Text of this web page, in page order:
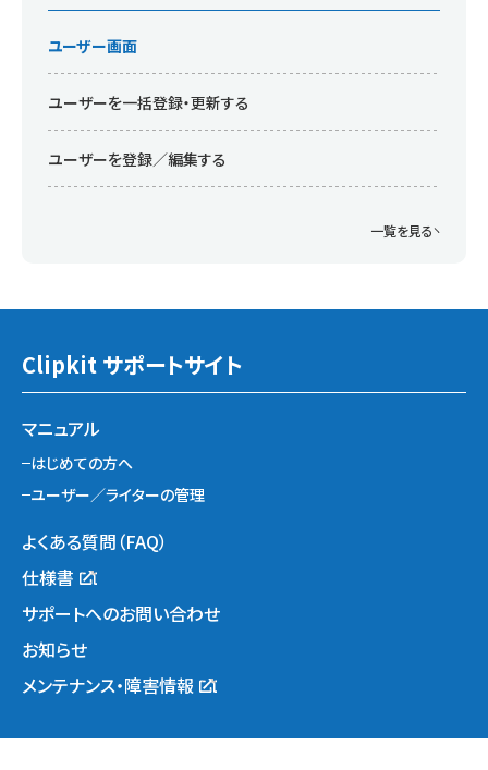
ユーザー画面
ユーザーを一括登録・更新する
ユーザーを登録／編集する
一覧を見る
Clipkit サポートサイト
マニュアル
はじめての方へ
ユーザー／ライターの管理
よくある質問（FAQ）
仕様書
サポートへのお問い合わせ
お知らせ
メンテナンス・障害情報